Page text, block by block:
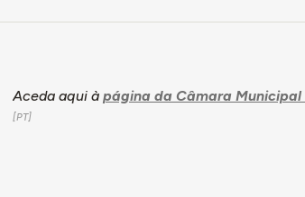
Aceda aqui à página da Câmara Municipal